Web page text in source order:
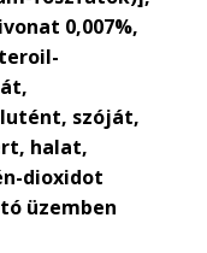
0,007%,
szóját,
halat,
dioxidot
üzemben